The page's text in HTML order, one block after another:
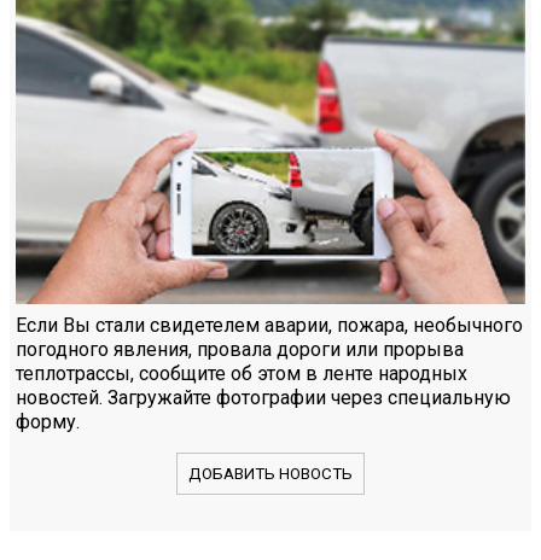
Если Вы стали свидетелем аварии, пожара, необычного
погодного явления, провала дороги или прорыва
теплотрассы, сообщите об этом в ленте народных
новостей. Загружайте фотографии через специальную
форму.
ДОБАВИТЬ НОВОСТЬ